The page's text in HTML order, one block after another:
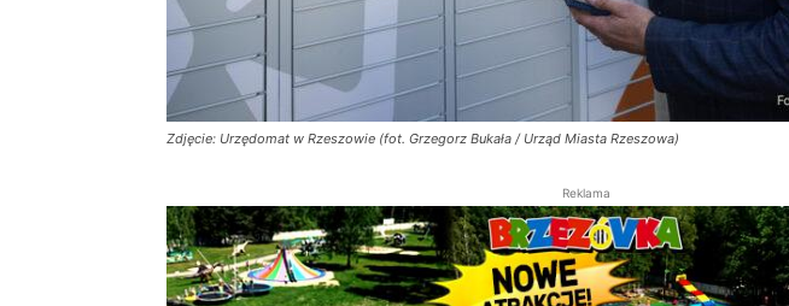
Zdjęcie: Urzędomat w Rzeszowie (fot. Grzegorz Bukała / Urząd Miasta Rzeszowa)
Reklama